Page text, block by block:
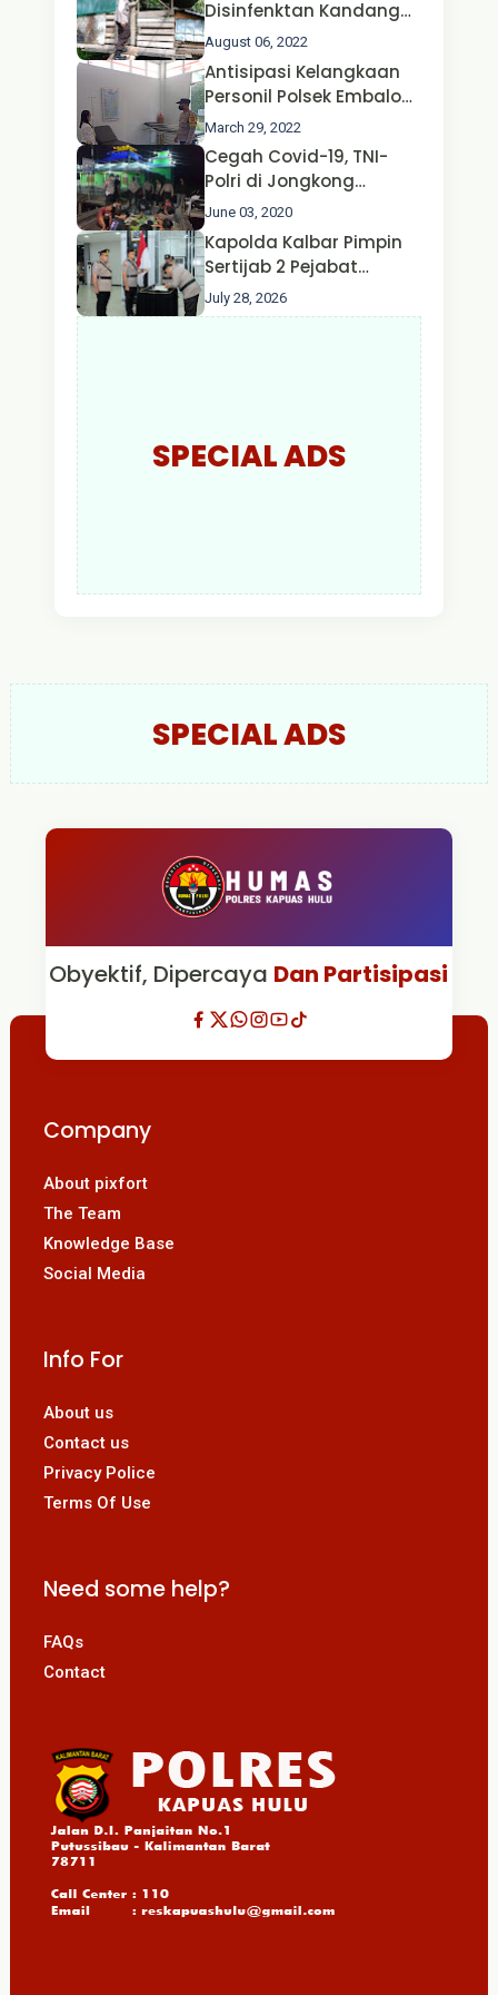
Disinfenktan Kandang
Ternak Kambing warga
Oleh Satgas Ops Aman
Nusa II Polda Kalbar*
August 06, 2022
Antisipasi Kelangkaan
Personil Polsek Embaloh
Hulu Gencar Lakukan
Pengecekan Oksigen
March 29, 2022
Cegah Covid-19, TNI-
Polri di Jongkong
Himbau Masyarakat
Jangan Kumpul Hinga
Larut Malam.
June 03, 2020
Kapolda Kalbar Pimpin
Sertijab 2 Pejabat
Utama dan 7 Kapolres,
AKBP Wisnu Perdana
July 28, 2026
SPECIAL ADS
SPECIAL ADS
Obyektif, Dipercaya Dan Partisipasi
Company
About pixfort
The Team
Knowledge Base
Social Media
Info For
About us
Contact us
Privacy Police
Terms Of Use
Need some help?
FAQs
Contact